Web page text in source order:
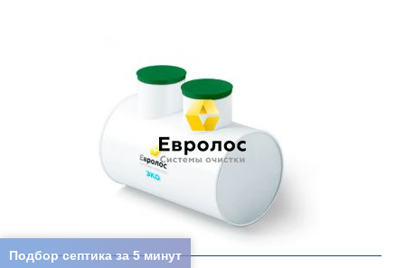
Подбор септика за 5 минут